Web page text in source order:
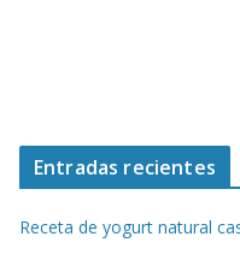
Entradas recientes
Receta de yogurt natural